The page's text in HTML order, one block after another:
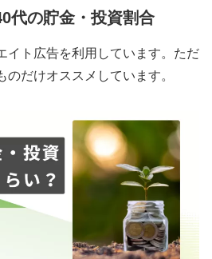
代の貯金・投資割合
イト広告を利用しています。ただ
のだけオススメしています。